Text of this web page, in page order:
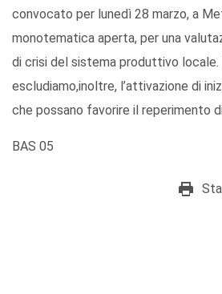
convocato per lunedì 28 marzo, a
monotematica aperta, per una
di crisi del sistema produttivo locale.
escludiamo,inoltre, l’attivazione di
che possano favorire il reperimento di
BAS 05